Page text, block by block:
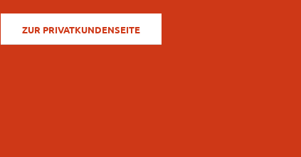
ZUR PRIVATKUNDENSEITE